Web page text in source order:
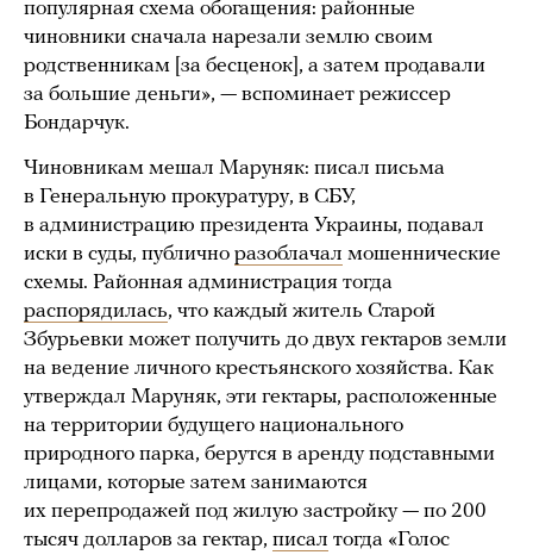
популярная схема обогащения: районные
чиновники сначала нарезали землю своим
родственникам [за бесценок], а затем продавали
за большие деньги», — вспоминает режиссер
Бондарчук.
Чиновникам мешал Маруняк: писал письма
в Генеральную прокуратуру, в СБУ,
в администрацию президента Украины, подавал
иски в суды, публично разоблачал мошеннические
схемы. Районная администрация тогда
распорядилась, что каждый житель Старой
Збурьевки может получить до двух гектаров земли
на ведение личного крестьянского хозяйства. Как
утверждал Маруняк, эти гектары, расположенные
на территории будущего национального
природного парка, берутся в аренду подставными
лицами, которые затем занимаются
их перепродажей под жилую застройку — по 200
тысяч долларов за гектар, писал тогда «Голос